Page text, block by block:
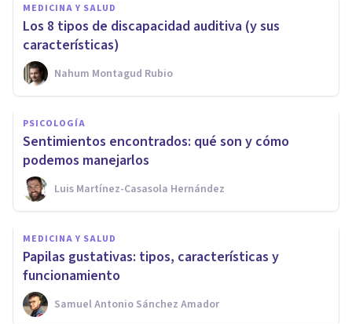
MEDICINA Y SALUD
Los 8 tipos de discapacidad auditiva (y sus
características)
Nahum Montagud Rubio
PSICOLOGÍA
Sentimientos encontrados: qué son y cómo
podemos manejarlos
Luis Martínez-Casasola Hernández
MEDICINA Y SALUD
Papilas gustativas: tipos, características y
funcionamiento
Samuel Antonio Sánchez Amador